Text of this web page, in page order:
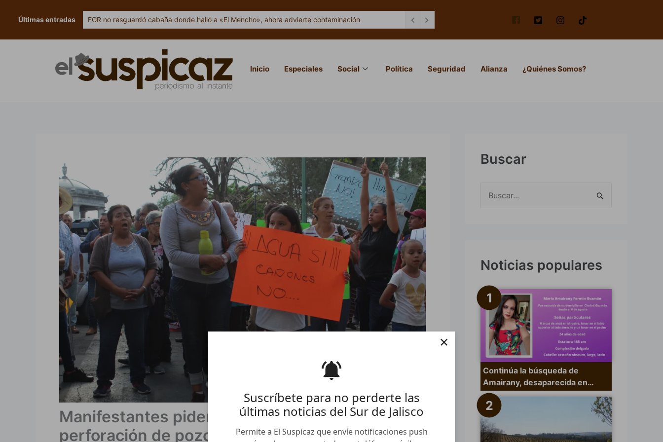
Suscríbete para no perderte las
últimas noticias del Sur de Jalisco
Permite a El Suspicaz que envíe notificaciones push
×
Últimas entradas FGR no resguardó cabaña donde halló a «El Mencho», ahora advierte contaminación
Inicio Especiales Social Política Seguridad Alianza ¿Quiénes Somos?
Manifestantes piden alto a tala ilegal,
perforación de pozos y cañones antigranizo en
Buscar
a
p
o
Noticias populares
Continúa la búsqueda de
Amairany, desaparecida en…